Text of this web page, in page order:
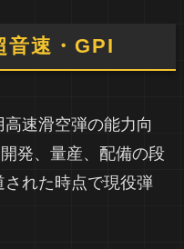
音速・GPI
速滑空弾の能力向
発、量産、配備の段
れた時点で現役弾